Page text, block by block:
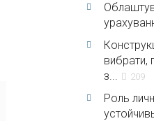
вибрати,
з...
209
Роль